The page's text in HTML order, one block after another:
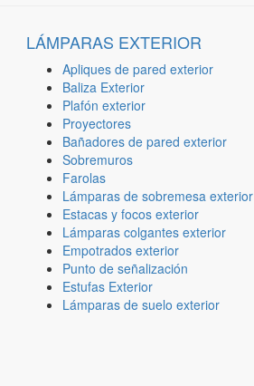
LÁMPARAS EXTERIOR
Apliques de pared exterior
Baliza Exterior
Plafón exterior
Proyectores
Bañadores de pared exterior
Sobremuros
Farolas
Lámparas de sobremesa exterior
Estacas y focos exterior
Lámparas colgantes exterior
Empotrados exterior
Punto de señalización
Estufas Exterior
Lámparas de suelo exterior